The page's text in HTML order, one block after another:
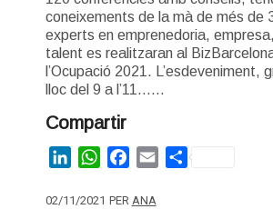
coneixements de la mà de més de
experts en emprenedoria,
talent es realitzaran al
l’Ocupació 2021. L’esdeveniment,
lloc del 9 a l’11……
Compartir
LinkedInWhatsAppFacebook
EmailShare
02/11/2021 PER ANA